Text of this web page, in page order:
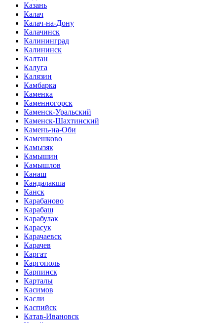
Казань
Калач
Калач-на-Дону
Калачинск
Калининград
Калининск
Калтан
Калуга
Калязин
Камбарка
Каменка
Каменногорск
Каменск-Уральский
Каменск-Шахтинский
Камень-на-Оби
Камешково
Камызяк
Камышин
Камышлов
Канаш
Кандалакша
Канск
Карабаново
Карабаш
Карабулак
Карасук
Карачаевск
Карачев
Каргат
Каргополь
Карпинск
Карталы
Касимов
Касли
Каспийск
Катав-Ивановск